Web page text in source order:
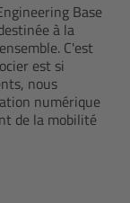
Base
à la
C'est
est si
nous
numérique
de la mobilité